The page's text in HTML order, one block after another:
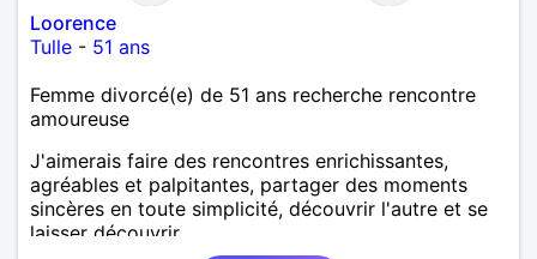
Loorence
Tulle - 51 ans
Femme divorcé(e) de 51 ans recherche rencontre
amoureuse
J'aimerais faire des rencontres enrichissantes,
agréables et palpitantes, partager des moments
sincères en toute simplicité, découvrir l'autre et se
laisser découvrir.